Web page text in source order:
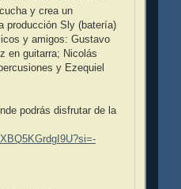
y crea un
producción Sly (batería)
y amigos: Gustavo
en guitarra; Nicolás
y Ezequiel
podrás disfrutar de la